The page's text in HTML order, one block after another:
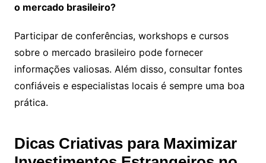
o mercado brasileiro?
Participar de conferências, workshops e cursos
sobre o mercado brasileiro pode fornecer
informações valiosas. Além disso, consultar fontes
confiáveis e especialistas locais é sempre uma boa
prática.
Dicas Criativas para Maximizar